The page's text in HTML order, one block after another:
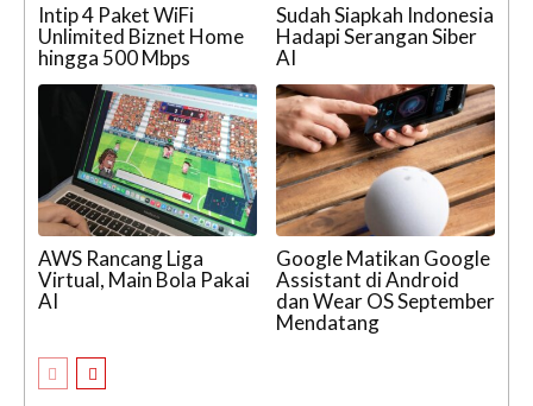
Intip 4 Paket WiFi
Unlimited Biznet Home
hingga 500 Mbps
Sudah Siapkah Indonesia
Hadapi Serangan Siber
AI
AWS Rancang Liga
Virtual, Main Bola Pakai
AI
Google Matikan Google
Assistant di Android
dan Wear OS September
Mendatang